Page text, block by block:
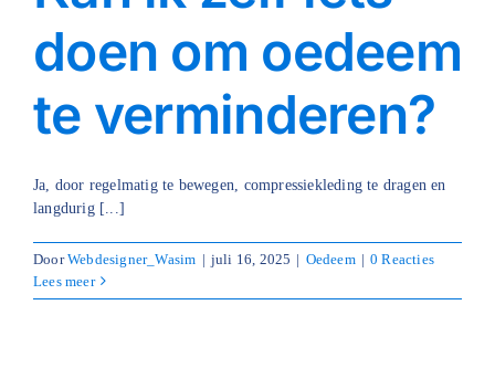
doen om oedeem
te verminderen?
Ja, door regelmatig te bewegen, compressiekleding te dragen en
langdurig [...]
DoorWebdesigner_Wasim | juli 16, 2025 | Oedeem | 0 Reacties
Lees meer